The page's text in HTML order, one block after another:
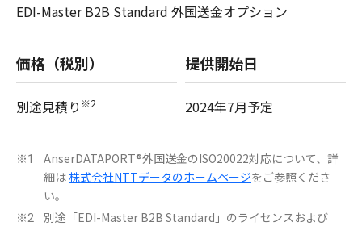
EDI-Master B2B Standard 外国送金オプション
価格（税別）
別途見積り ※2
提供開始日
2024年7月予定
※1
AnserDATAPORT®外国送金のISO20022対応について、詳
細は株式会社NTTデータのホームページをご参照くださ
い。
※2
別途「EDI-Master B2B Standard」のライセンスおよび